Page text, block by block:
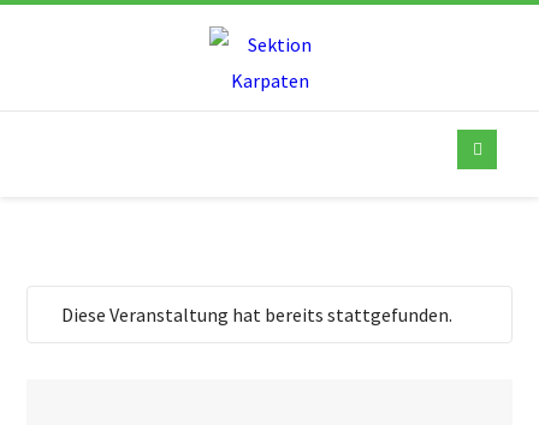
Diese Veranstaltung hat bereits stattgefunden.